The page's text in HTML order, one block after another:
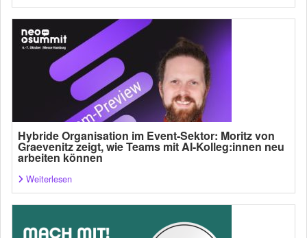
Hybride Organisation im Event-Sektor: Moritz von
Graevenitz zeigt, wie Teams mit AI-Kolleg:innen neu
arbeiten können
Weiterlesen